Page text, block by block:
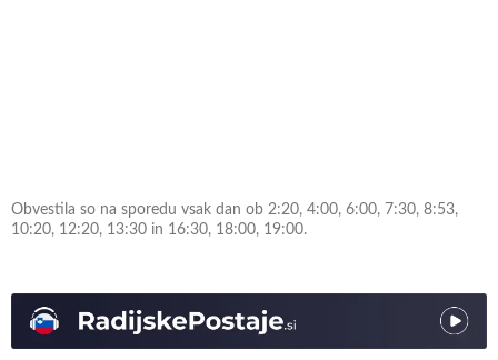
Obvestila so na sporedu vsak dan ob 2:20, 4:00, 6:00, 7:30, 8:53,
10:20, 12:20, 13:30 in 16:30, 18:00, 19:00.